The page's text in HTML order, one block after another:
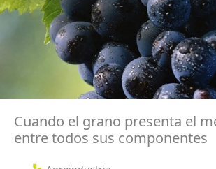
Cuando el grano presenta el
entre todos sus componentes